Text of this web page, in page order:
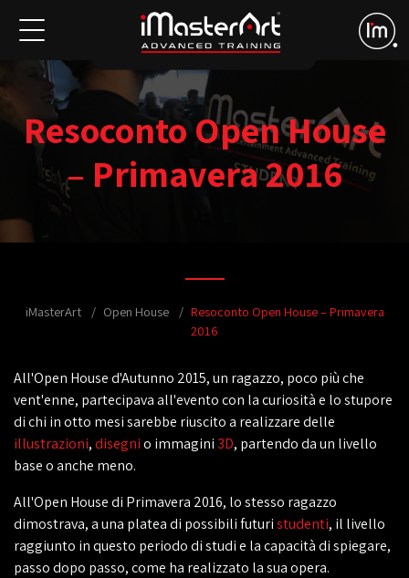
Resoconto Open House
– Primavera 2016
iMasterArt Open House
Resoconto Open House – Primavera
2016
All'Open House d'Autunno 2015, un ragazzo, poco più che
vent'enne, partecipava all'evento con la curiosità e lo stupore
di chi in otto mesi sarebbe riuscito a realizzare delle
illustrazioni,disegnio immagini 3D, partendo da un livello
base o anche meno.
All'Open House di Primavera 2016, lo stesso ragazzo
dimostrava, a una platea di possibili futuristudenti, il livello
raggiunto in questo periodo di studi e la capacità di spiegare,
passo dopo passo, come ha realizzato la sua opera.